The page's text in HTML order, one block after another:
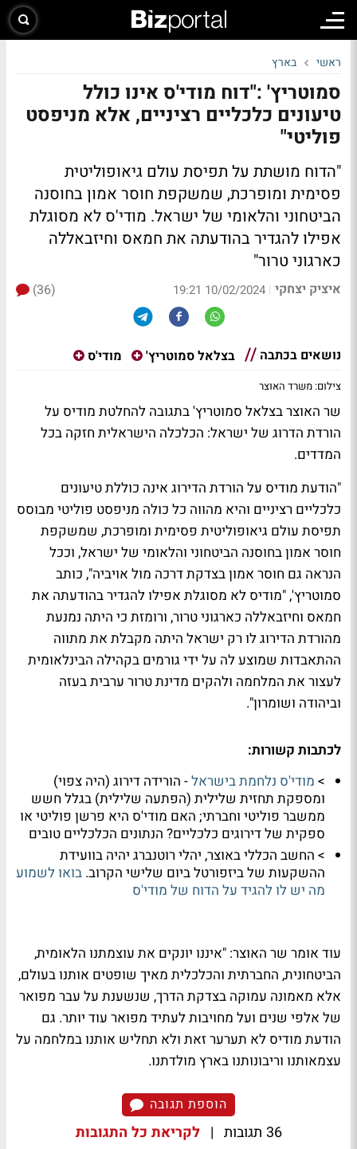
ראשי בארץ
סמוטריץ' :"דוח מודי'ס אינו כולל
טיעונים כלכליים רציניים, אלא מניפסט
פוליטי"
"הדוח מושתת על תפיסת עולם גיאופוליטית
פסימית ומופרכת, שמשקפת חוסר אמון בחוסנה
הביטחוני והלאומי של ישראל. מודי'ס לא מסוגלת
אפילו להגדיר בהודעתה את חמאס וחיזבאללה
כארגוני טרור"
איציק יצחקי |
10/02/2024 19:21
(36)
נושאים בכתבה בצלאל סמוטריץ' מודי'ס
צילום: משרד האוצר
שר האוצר בצלאל סמוטריץ' בתגובה להחלטת מודיס על
הורדת הדרוג של ישראל: הכלכלה הישראלית חזקה בכל
המדדים.
"הודעת מודיס על הורדת הדירוג אינה כוללת טיעונים
כלכליים רציניים והיא מהווה כל כולה מניפסט פוליטי מבוסס
תפיסת עולם גיאופוליטית פסימית ומופרכת, שמשקפת
חוסר אמון בחוסנה הביטחוני והלאומי של ישראל, וככל
הנראה גם חוסר אמון בצדקת דרכה מול אויביה", כותב
סמוטריץ', "מודיס לא מסוגלת אפילו להגדיר בהודעתה את
חמאס וחיזבאללה כארגוני טרור, ורומזת כי היתה נמנעת
מהורדת הדירוג לו רק ישראל היתה מקבלת את מתווה
ההתאבדות שמוצע לה על ידי גורמים בקהילה הבינלאומית
לעצור את המלחמה ולהקים מדינת טרור ערבית בעזה
וביהודה ושומרון".
לכתבות קשורות:
> מודי'ס נלחמת בישראל- הורידה דירוג (היה צפוי)
ומספקת תחזית שלילית (הפתעה שלילית) בגלל חשש
ממשבר פוליטי וחברתי; האם מודי'ס היא פרשן פוליטי או
ספקית של דירוגים כלכליים? הנתונים הכלכליים טובים
> החשב הכללי באוצר, יהלי רוטנברג יהיה בוועידת
ההשקעות של ביזפורטל ביום שלישי הקרוב. בואו לשמוע
מה יש לו להגיד על הדוח של מודי'ס
עוד אומר שר האוצר: "איננו יונקים את עוצמתנו הלאומית,
הביטחונית, החברתית והכלכלית מאיך שופטים אותנו בעולם,
אלא מאמונה עמוקה בצדקת הדרך, שנשענת על עבר מפואר
של אלפי שנים ועל מחויבות לעתיד מפואר עוד יותר. גם
הודעת מודיס לא תערער זאת ולא תחליש אותנו במלחמה על
עצמאותנו וריבונותנו בארץ מולדתנו.
הוספת תגובה
36 תגובות | לקריאת כל התגובות